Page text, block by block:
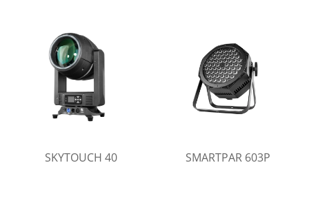
SKYTOUCH 40 SMARTPAR 603P